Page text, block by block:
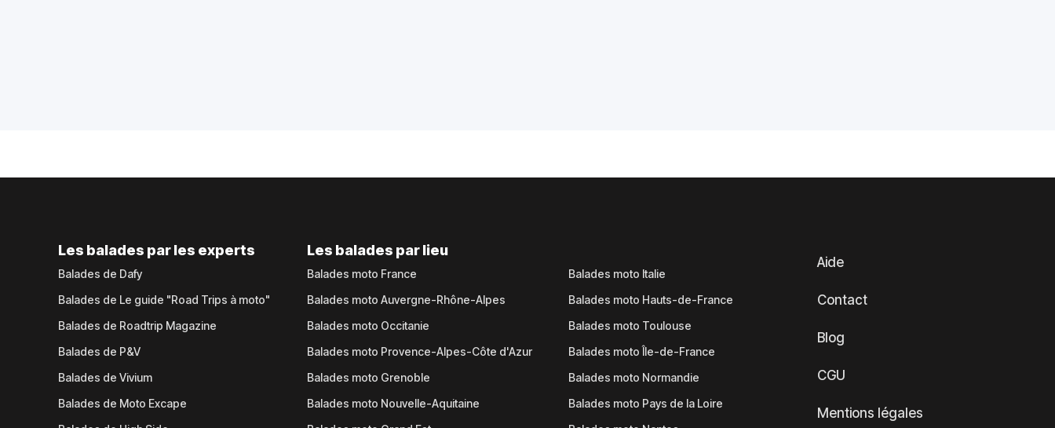
Les balades par les experts
Balades de Dafy
Balades de Le guide "Road Trips à moto"
Balades de Roadtrip Magazine
Balades de P&V
Balades de Vivium
Balades de Moto Excape
Les balades par lieu
Balades moto France
Balades moto Auvergne-Rhône-Alpes
Balades moto Occitanie
Balades moto Provence-Alpes-Côte d'Azur
Balades moto Grenoble
Balades moto Nouvelle-Aquitaine
Balades moto Italie
Balades moto Hauts-de-France
Balades moto Toulouse
Balades moto Île-de-France
Balades moto Normandie
Balades moto Pays de la Loire
Aide
Contact
Blog
CGU
Mentions légales